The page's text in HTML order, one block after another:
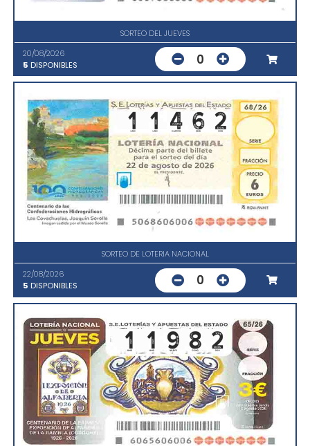
SORTEO DEL JUEVES
20/08/2026
5 DISPONIBLES 0
SORTEO DE LOTERIA NACIONAL
22/08/2026
5 DISPONIBLES 0